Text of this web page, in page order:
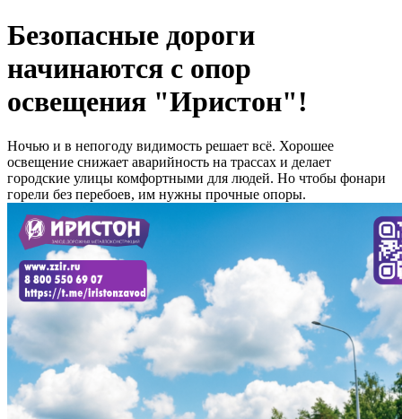
Безопасные дороги
начинаются с опор
освещения "Иристон"!
Ночью и в непогоду видимость решает всё. Хорошее
освещение снижает аварийность на трассах и делает
городские улицы комфортными для людей. Но чтобы фонари
горели без перебоев, им нужны прочные опоры.